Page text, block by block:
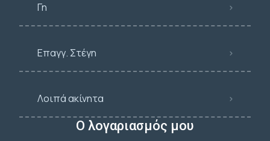
Γη
Επαγγ. Στέγη
Λοιπά ακίνητα
Ο λογαριασμός μου